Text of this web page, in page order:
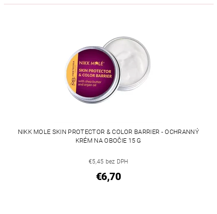
NIKK MOLE SKIN PROTECTOR & COLOR BARRIER - OCHRANNÝ
KRÉM NA OBOČIE 15 G
€5,45 bez DPH
€6,70